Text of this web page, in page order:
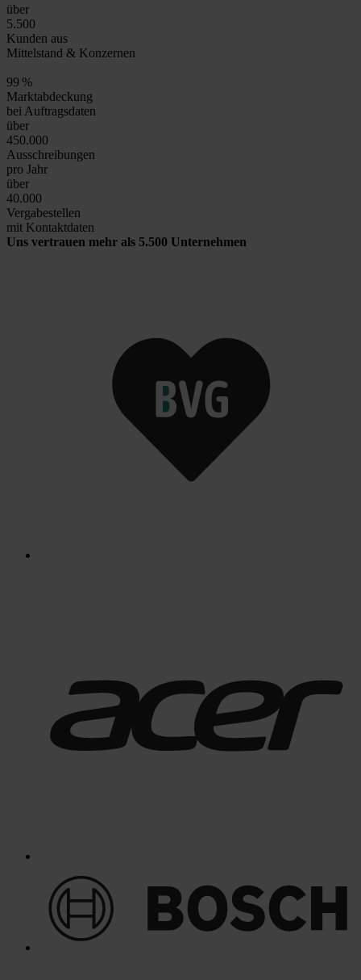
über
5.500
Kunden aus
Mittelstand & Konzernen
99 %
Marktabdeckung
bei Auftragsdaten
über
450.000
Ausschreibungen
pro Jahr
über
40.000
Vergabestellen
mit Kontaktdaten
Uns vertrauen mehr als 5.500 Unternehmen